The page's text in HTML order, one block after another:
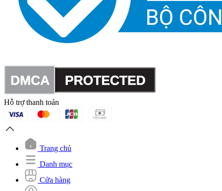
Hỗ trợ thanh toán
Trang chủ
Danh mục
Cửa hàng